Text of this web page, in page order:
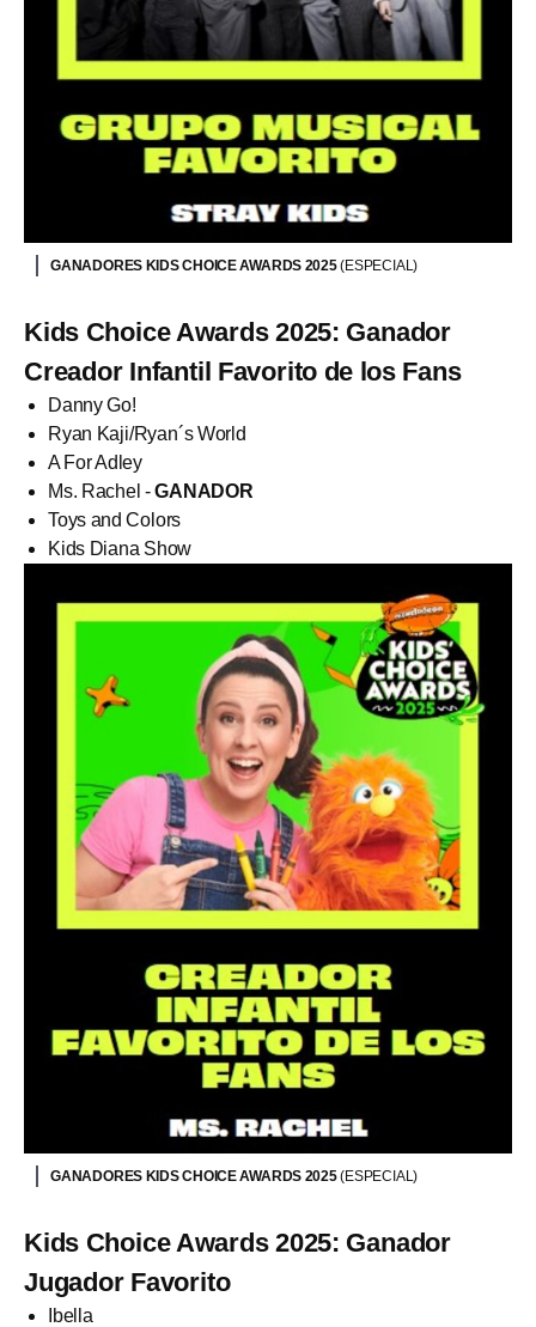
GANADORES KIDS CHOICE AWARDS 2025(ESPECIAL)
Kids Choice Awards 2025: Ganador
Creador Infantil Favorito de los Fans
Danny Go!
Ryan Kaji/Ryan´s World
A For Adley
Ms. Rachel -GANADOR
Toys and Colors
Kids Diana Show
GANADORES KIDS CHOICE AWARDS 2025(ESPECIAL)
Kids Choice Awards 2025: Ganador
Jugador Favorito
Ibella